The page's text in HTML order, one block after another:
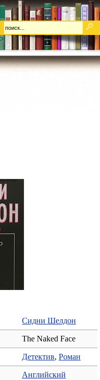
Сидни Шелдон
The Naked Face
Детектив, Роман
Английский